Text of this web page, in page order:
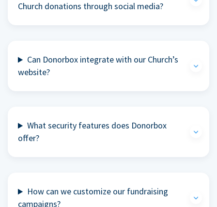
Church donations through social media?
Can Donorbox integrate with our Church’s
website?
What security features does Donorbox
offer?
How can we customize our fundraising
campaigns?